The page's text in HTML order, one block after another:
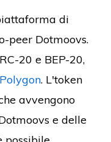
di
peer Dotmoovs.
20 e BEP-20,
. L'token
avvengono
e delle